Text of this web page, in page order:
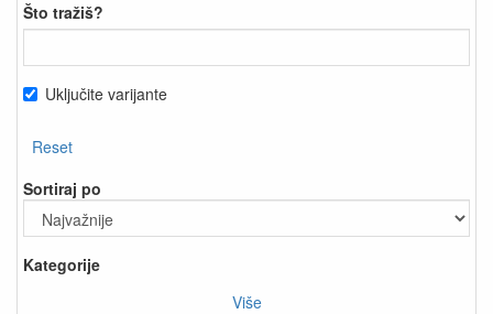
Što tražiš?
Uključite varijante
Reset
Sortiraj po
Kategorije
Više